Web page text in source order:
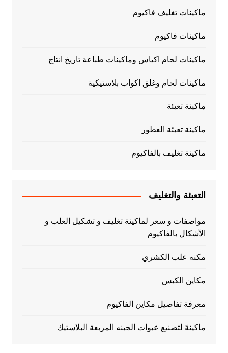
ماكينات تغليف فاكيوم
ماكينات فاكيوم
ماكينات لحام اكياس وماكينات طباعة تاريخ انتاج
ماكينات لحام وغلق اكواب بلاستيكية
ماكينة تعبئة
ماكينة تعبئة العطور
ماكينة تغليف بالفاكيوم
التعبئة والتغليف
مواصفات و سعر لماكينة تغليف و تشكيل العلب و
الأشكال بالفاكيوم
مكنه علب الكشري
مكاين الكبس
معرفة تفاصيل مكاين الفاكيوم
ماكينهً لتصنيع عبوات الجبنه المربعة البلاستيك